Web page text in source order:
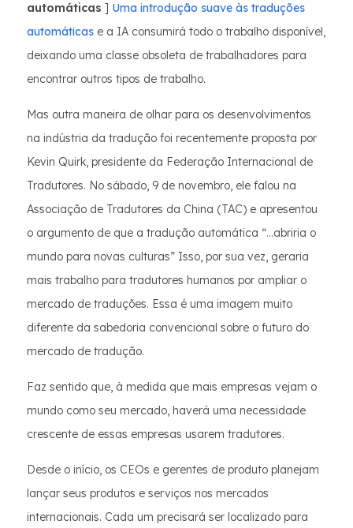
automáticas ] Uma introdução suave às traduções
automáticas e a IA consumirá todo o trabalho disponível,
deixando uma classe obsoleta de trabalhadores para
encontrar outros tipos de trabalho.
Mas outra maneira de olhar para os desenvolvimentos
na indústria da tradução foi recentemente proposta por
Kevin Quirk, presidente da Federação Internacional de
Tradutores. No sábado, 9 de novembro, ele falou na
Associação de Tradutores da China (TAC) e apresentou
o argumento de que a tradução automática “…abriria o
mundo para novas culturas” Isso, por sua vez, geraria
mais trabalho para tradutores humanos por ampliar o
mercado de traduções. Essa é uma imagem muito
diferente da sabedoria convencional sobre o futuro do
mercado de tradução.
Faz sentido que, à medida que mais empresas vejam o
mundo como seu mercado, haverá uma necessidade
crescente de essas empresas usarem tradutores.
Desde o início, os CEOs e gerentes de produto planejam
lançar seus produtos e serviços nos mercados
internacionais. Cada um precisará ser localizado para